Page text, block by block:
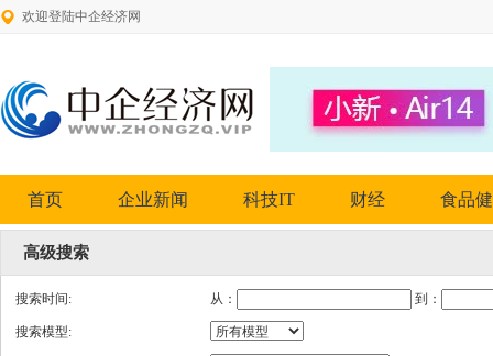
欢迎登陆中企经济网
首页 企业新闻 科技IT 财经 食品
高级搜索
搜索时间: 从： 到：
搜索模型: